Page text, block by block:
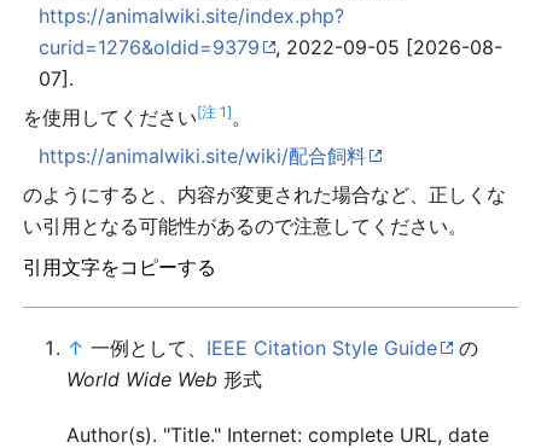
https://animalwiki.site/index.php?
curid=1276&oldid=9379
, 2022-09-05 [2026-08-
07].
を使用してください[注 1] 。
https://animalwiki.site/wiki/配合飼料
のようにすると、内容が変更された場合など、正しくな
い引用となる可能性があるので注意してください。
引用文字をコピーする
↑ 一例として、 IEEE Citation Style Guide
の
World Wide Web 形式
Author(s). "Title." Internet: complete URL, date